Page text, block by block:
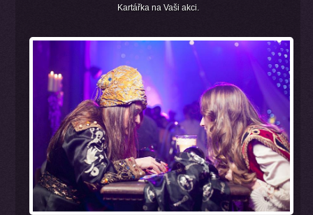
Kartářka na Vaši akci.